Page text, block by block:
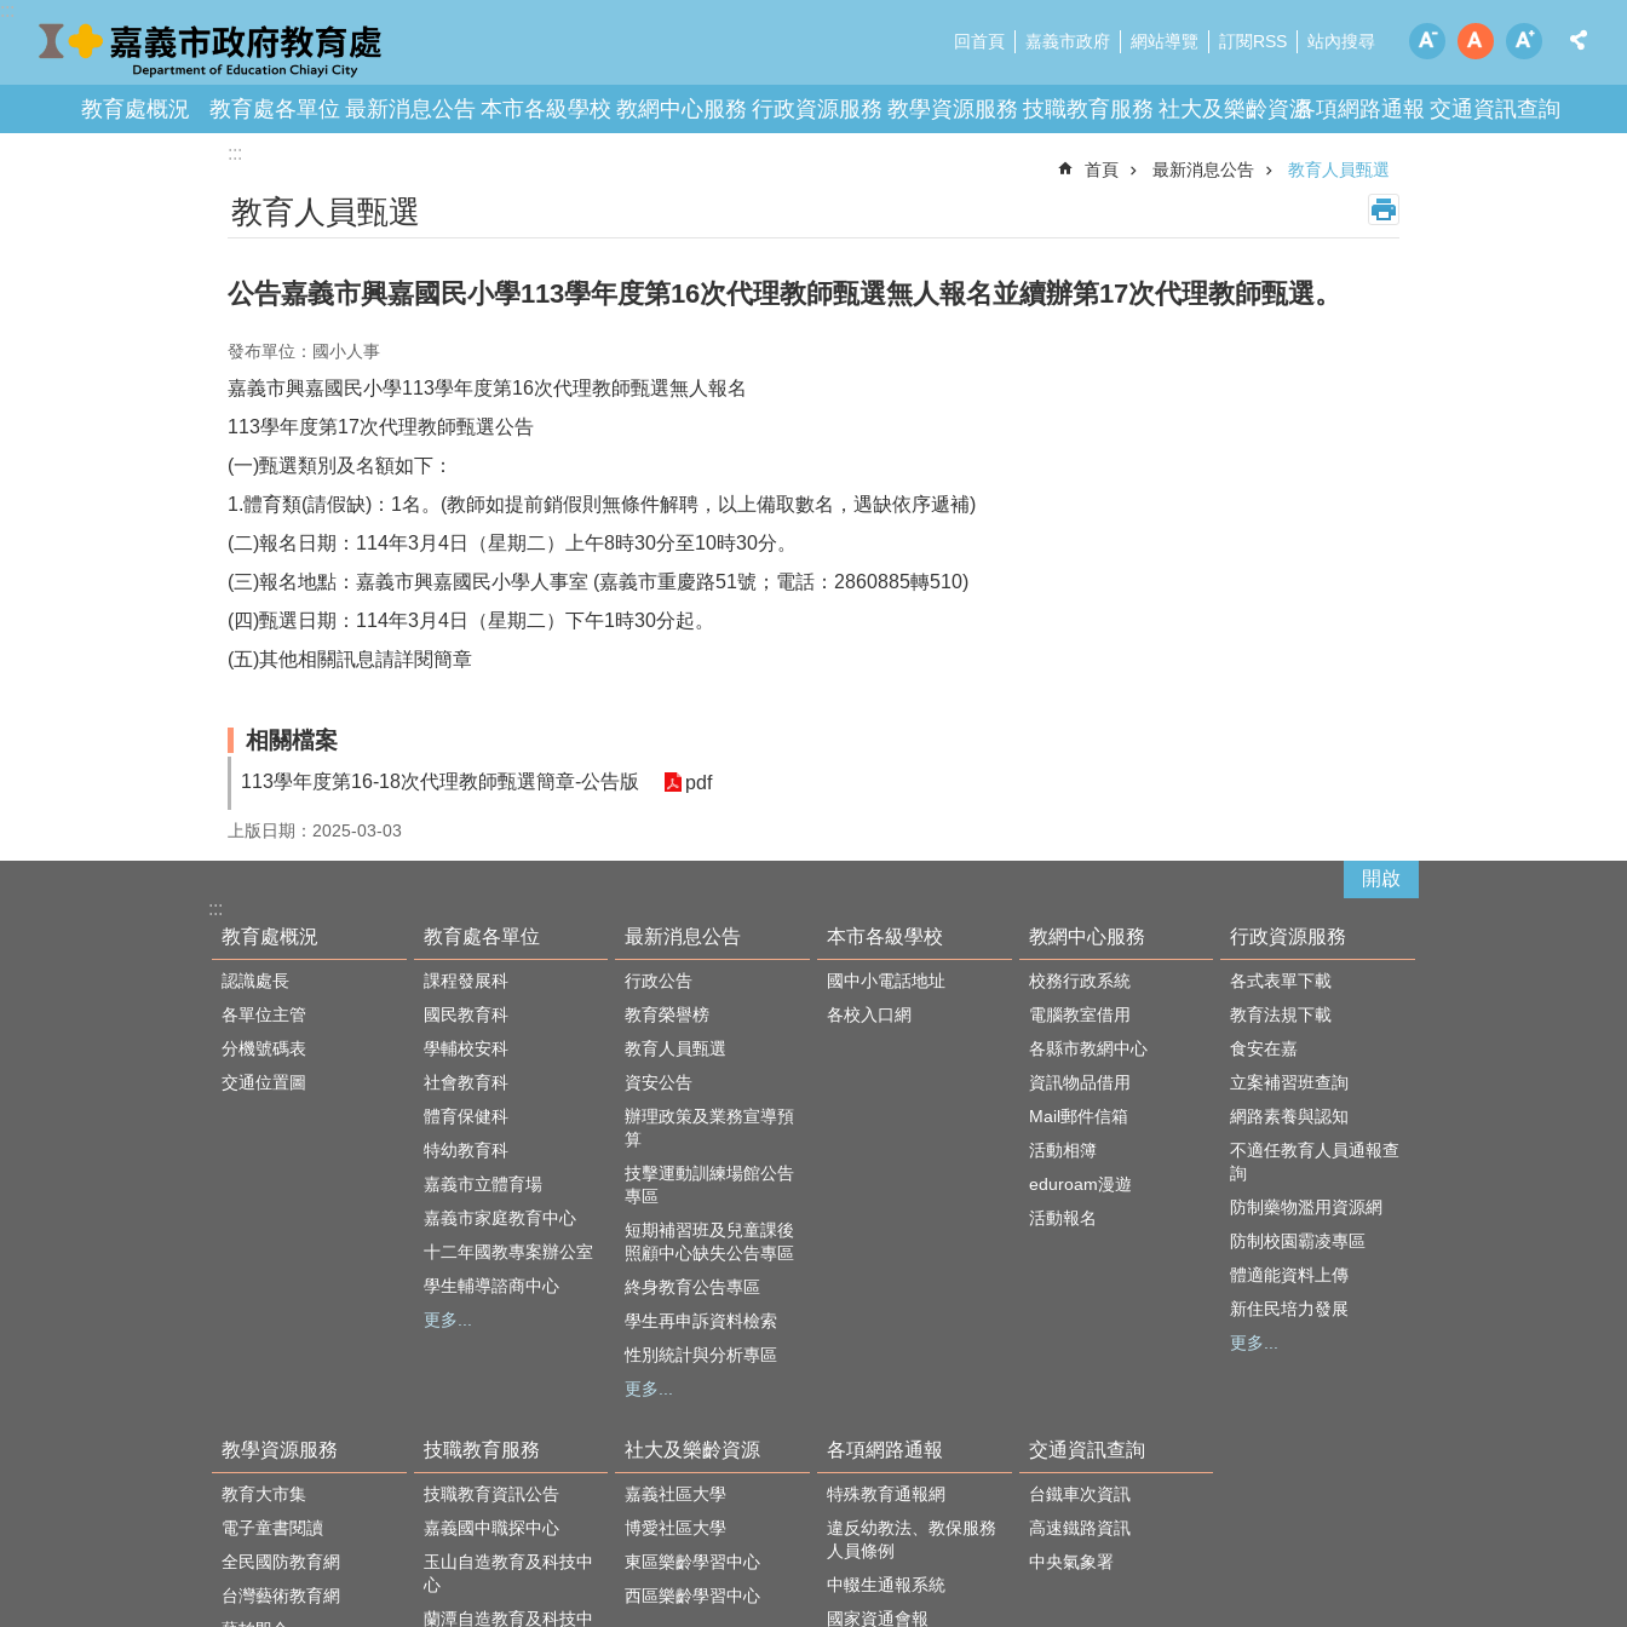
跳到主要內容區塊
:::
回首頁 嘉義市政府 網站導覽 訂閱RSS 站內搜尋
教育處概況 教育處各單位 最新消息公告 本市各級學校 教網中心服務 行政資源服務 教學資源服務 技職教育服務 社大及樂齡資源各項網路通報 交通資訊查詢
:::
首頁 最新消息公告 教育人員甄選
教育人員甄選
公告嘉義市興嘉國民小學113學年度第16次代理教師甄選無人報名並續辦第17次代理教師甄選。
發布單位：國小人事
嘉義市興嘉國民小學113學年度第16次代理教師甄選無人報名
113學年度第17次代理教師甄選公告
(一)甄選類別及名額如下：
1.體育類(請假缺)：1名。(教師如提前銷假則無條件解聘，以上備取數名，遇缺依序遞補)
(二)報名日期：114年3月4日（星期二）上午8時30分至10時30分。
(三)報名地點：嘉義市興嘉國民小學人事室 (嘉義市重慶路51號；電話：2860885轉510)
(四)甄選日期：114年3月4日（星期二）下午1時30分起。
(五)其他相關訊息請詳閱簡章
相關檔案
113學年度第16-18次代理教師甄選簡章-公告版 pdf
上版日期：2025-03-03
開啟
:::
教育處概況
認識處長
各單位主管
分機號碼表
交通位置圖
教育處各單位
課程發展科
國民教育科
學輔校安科
社會教育科
體育保健科
特幼教育科
嘉義市立體育場
嘉義市家庭教育中心
十二年國教專案辦公室
學生輔導諮商中心
更多...
最新消息公告
行政公告
教育榮譽榜
教育人員甄選
資安公告
辦理政策及業務宣導預
算
技擊運動訓練場館公告
專區
短期補習班及兒童課後
照顧中心缺失公告專區
終身教育公告專區
學生再申訴資料檢索
性別統計與分析專區
更多...
本市各級學校
國中小電話地址
各校入口網
教網中心服務
校務行政系統
電腦教室借用
各縣市教網中心
資訊物品借用
Mail郵件信箱
活動相簿
eduroam漫遊
活動報名
行政資源服務
各式表單下載
教育法規下載
食安在嘉
立案補習班查詢
網路素養與認知
不適任教育人員通報查
詢
防制藥物濫用資源網
防制校園霸凌專區
體適能資料上傳
新住民培力發展
更多...
教學資源服務
教育大市集
電子童書閱讀
全民國防教育網
台灣藝術教育網
技職教育服務
技職教育資訊公告
嘉義國中職探中心
玉山自造教育及科技中
心
蘭潭自造教育及科技中
社大及樂齡資源
嘉義社區大學
博愛社區大學
東區樂齡學習中心
西區樂齡學習中心
各項網路通報
特殊教育通報網
違反幼教法、教保服務
人員條例
中輟生通報系統
國家資通會報
交通資訊查詢
台鐵車次資訊
高速鐵路資訊
中央氣象署